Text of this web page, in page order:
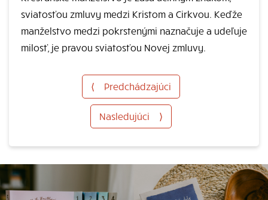
sviatosťou zmluvy medzi Kristom a Cirkvou. Keďže
manželstvo medzi pokrstenými naznačuje a udeľuje
milosť, je pravou sviatosťou Novej zmluvy.
⟨ Predchádzajúci
Nasledujúci ⟩